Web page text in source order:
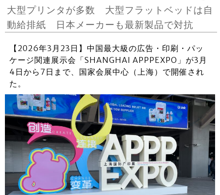
大型プリンタが多数 大型フラットベッドは自
動給排紙 日本メーカーも最新製品で対抗
【2026年3月23日】中国最大級の広告・印刷・パッ
ケージ関連展示会「SHANGHAI APPPEXPO」が3月
4日から7日まで、国家会展中心（上海）で開催され
た。